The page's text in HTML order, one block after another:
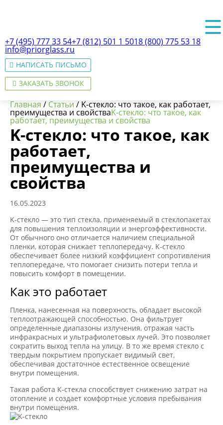
+7 (495) 777 33 54+7 (812) 501 1 5018 (800) 775 53 18
info@priorglass.ru
НАПИСАТЬ ПИСЬМО
ЗАКАЗАТЬ ЗВОНОК
О нас
Главная / Статьи / K-стекло: что такое, как работает,
преимущества и свойстваK-стекло: что такое, как
работает, преимущества и свойства
K-стекло: что такое, как
работает,
преимущества и
свойства
16.05.2023
K-стекло — это тип стекла, применяемый в стеклопакетах
для повышения теплоизоляции и энергоэффективности.
От обычного оно отличается наличием специальной
пленки, которая снижает теплопередачу. K-стекло
обеспечивает более низкий коэффициент сопротивления
теплопередаче, что помогает снизить потери тепла и
повысить комфорт в помещении.
Как это работает
Пленка, нанесенная на поверхность, обладает высокой
теплоотражающей способностью. Она фильтрует
определенные диапазоны излучения, отражая часть
инфракрасных и ультрафиолетовых лучей. Это позволяет
сократить выход тепла на улицу. В то же время стекло с
твердым покрытием пропускает видимый свет,
обеспечивая достаточное естественное освещение
внутри помещения.
Такая работа К-стекла способствует снижению затрат на
отопление и создает комфортные условия пребывания
внутри помещения.